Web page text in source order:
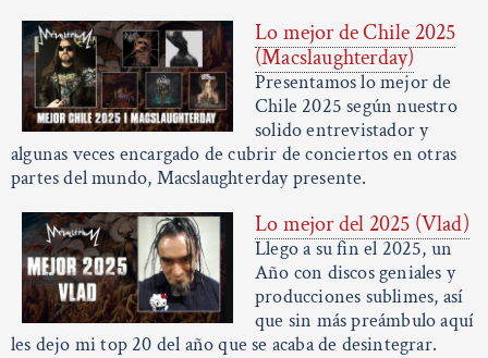
Lo mejor de Chile 2025
(Macslaughterday)
Presentamos lo mejor de
Chile 2025 según nuestro
solido entrevistador y
algunas veces encargado de cubrir de conciertos en otras
partes del mundo, Macslaughterday presente.
Lo mejor del 2025 (Vlad)
Llego a su fin el 2025, un
Año con discos geniales y
producciones sublimes, así
que sin más preámbulo aquí
les dejo mi top 20 del año que se acaba de desintegrar.